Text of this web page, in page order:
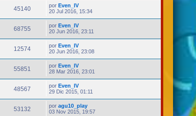
45140 por Even_IV
20 Jul 2016, 15:34
68755 por Even_IV
20 Jun 2016, 23:11
12574 por Even_IV
20 Jun 2016, 23:08
55851 por Even_IV
28 Mar 2016, 23:01
48567 por Even_IV
29 Dic 2015, 01:11
53132 por agu10_play
03 Nov 2015, 19:57